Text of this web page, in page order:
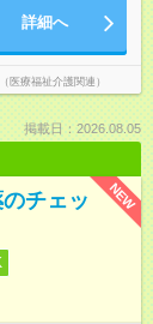
詳細へ
療福祉介護関連）
掲載日：2026.08.05
NEW
チェッ